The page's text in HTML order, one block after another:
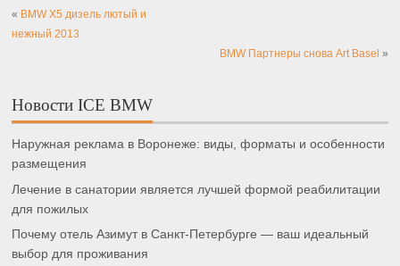
« BMW X5 дизель лютый и
нежный 2013
BMW Партнеры снова Art Basel »
Новости ICE BMW
Наружная реклама в Воронеже: виды, форматы и особенности
размещения
Лечение в санатории является лучшей формой реабилитации
для пожилых
Почему отель Азимут в Санкт-Петербурге — ваш идеальный
выбор для проживания